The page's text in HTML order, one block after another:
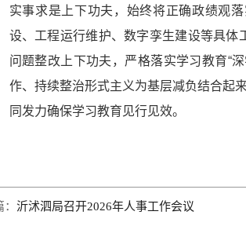
实事求是上下功夫，始终将正确政绩观
设、工程运行维护、数字孪生建设等具体
问题整改上下功夫，严格落实学习教育“
作、持续整治形式主义为基层减负结合起
同发力确保学习教育见行见效。
沂沭泗局召开2026年人事工作会议